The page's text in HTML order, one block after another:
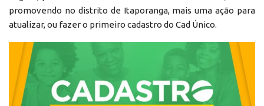
promovendo no distrito de Itaporanga, mais uma ação para
atualizar, ou fazer o primeiro cadastro do Cad Único.